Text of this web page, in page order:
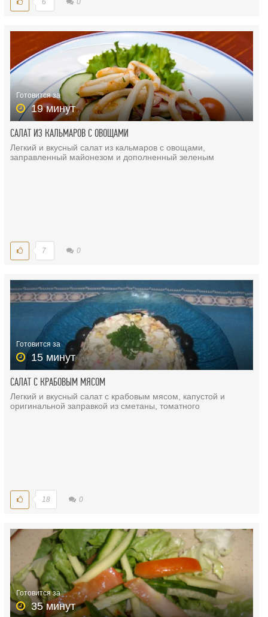
6 0
Готовится за
19 минут
САЛАТ ИЗ КАЛЬМАРОВ С ОВОЩАМИ
Легкий и вкусный салат из кальмаров с овощами,
заправленный майонезом и дополненный зеленым
7 0
Готовится за
15 минут
САЛАТ С КРАБОВЫМ МЯСОМ
Легкий и вкусный салат с крабовым мясом, капустой и
оригинальной заправкой из сметаны, томатного
18 0
Готовится за
35 минут